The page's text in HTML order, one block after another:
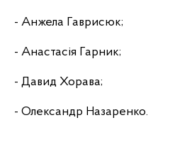
- Анжела Гаврисюк;
- Анастасія Гарник;
- Давид Хорава;
- Олександр Назаренко.